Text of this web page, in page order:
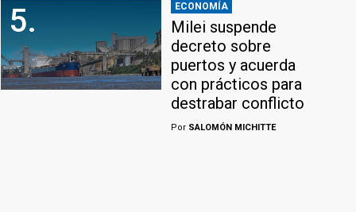
5. ECONOMÍA
Milei suspende
decreto sobre
puertos y acuerda
con prácticos para
destrabar conflicto
Por SALOMÓN MICHITTE